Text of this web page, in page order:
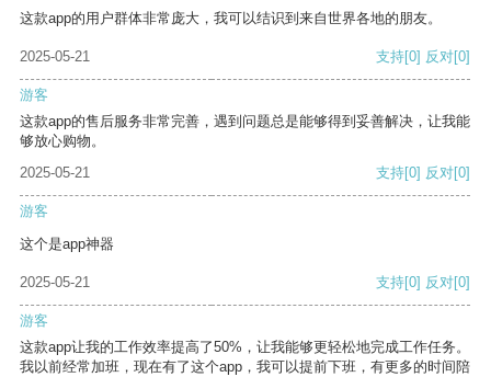
这款app的用户群体非常庞大，我可以结识到来自世界各地的朋友。
2025-05-21 支持[0] 反对[0]
游客
这款app的售后服务非常完善，遇到问题总是能够得到妥善解决，让我能
够放心购物。
2025-05-21
支持[0] 反对[0]
游客
这个是app神器
2025-05-21 支持[0] 反对[0]
游客
这款app让我的工作效率提高了50%，让我能够更轻松地完成工作任务。
我以前经常加班，现在有了这个app，我可以提前下班，有更多的时间陪